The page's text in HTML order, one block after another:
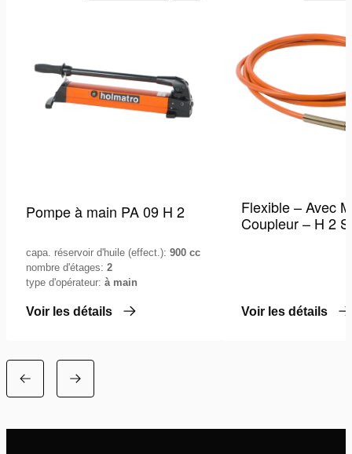
à
Pompe à main PA 09 H 2
capa. réservoir d'huile (effect.): 900 cc
nombre d'étages: 2
type d'opérateur: à main
Voir les détails
Flexible – Avec
Coupleur – H 2
Voir les détails